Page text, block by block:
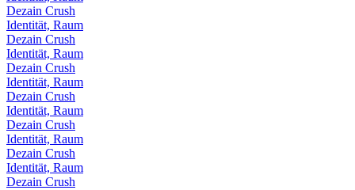
Dezain Crush
Identität, Raum
Dezain Crush
Identität, Raum
Dezain Crush
Identität, Raum
Dezain Crush
Identität, Raum
Dezain Crush
Identität, Raum
Dezain Crush
Identität, Raum
Dezain Crush